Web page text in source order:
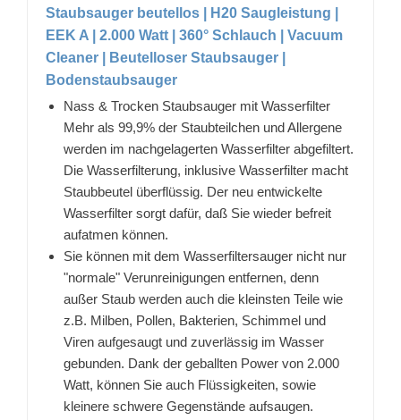
Staubsauger beutellos | H20 Saugleistung |
EEK A | 2.000 Watt | 360° Schlauch | Vacuum
Cleaner | Beutelloser Staubsauger |
Bodenstaubsauger
Nass & Trocken Staubsauger mit Wasserfilter
Mehr als 99,9% der Staubteilchen und Allergene
werden im nachgelagerten Wasserfilter abgefiltert.
Die Wasserfilterung, inklusive Wasserfilter macht
Staubbeutel überflüssig. Der neu entwickelte
Wasserfilter sorgt dafür, daß Sie wieder befreit
aufatmen können.
Sie können mit dem Wasserfiltersauger nicht nur
"normale" Verunreinigungen entfernen, denn
außer Staub werden auch die kleinsten Teile wie
z.B. Milben, Pollen, Bakterien, Schimmel und
Viren aufgesaugt und zuverlässig im Wasser
gebunden. Dank der geballten Power von 2.000
Watt, können Sie auch Flüssigkeiten, sowie
kleinere schwere Gegenstände aufsaugen.